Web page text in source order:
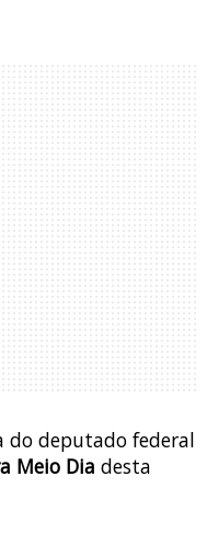
do deputado federal
Meio Dia desta